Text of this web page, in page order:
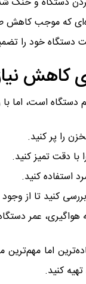
که موجب
دستگاه خود را
کاهش
است، اما با
را پر کنید.
با دقت تمیز کنید.
استفاده کنید.
کنید تا از
هواگیری، عمر
اما
کنید.